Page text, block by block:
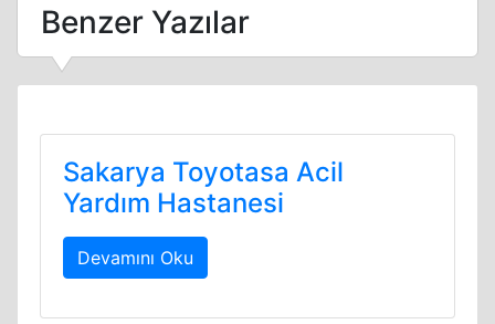
Benzer Yazılar
Sakarya Toyotasa Acil
Yardım Hastanesi
Devamını Oku